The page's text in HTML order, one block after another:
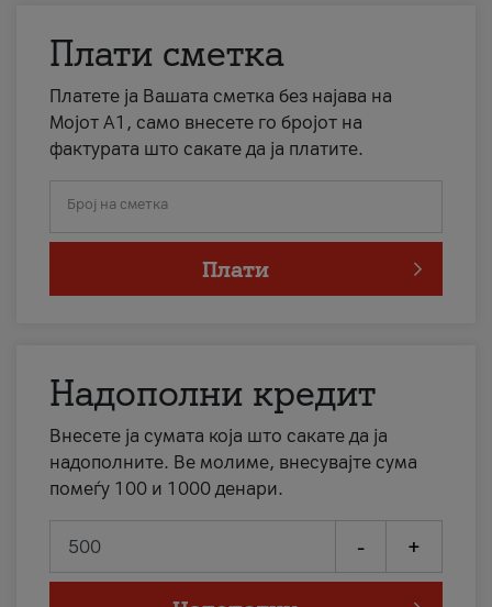
Плати сметка
Платете ја Вашата сметка без најава на
Мојот А1, само внесете го бројот на
фактурата што сакате да ја платите.
Број на сметка
Плати
Надополни кредит
Внесете ја сумата која што сакате да ја
надополните. Ве молиме, внесувајте сума
помеѓу 100 и 1000 денари.
- +